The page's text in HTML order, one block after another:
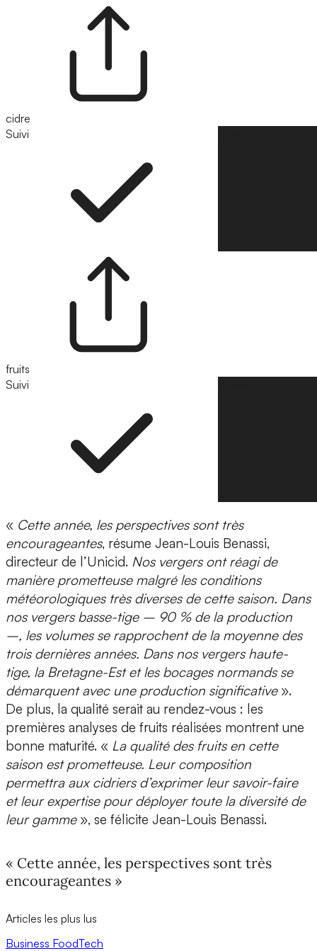
cidre
Suivi
fruits
Suivi
« Cette année, les perspectives sont très
encourageantes, résume Jean-Louis Benassi,
directeur de l’Unicid. Nos vergers ont réagi de
manière prometteuse malgré les conditions
météorologiques très diverses de cette saison. Dans
nos vergers basse-tige – 90 % de la production
–, les volumes se rapprochent de la moyenne des
trois dernières années. Dans nos vergers haute-
tige, la Bretagne-Est et les bocages normands se
démarquent avec une production significative».
De plus, la qualité serait au rendez-vous : les
premières analyses de fruits réalisées montrent une
bonne maturité. « La qualité des fruits en cette
saison est prometteuse. Leur composition
permettra aux cidriers d’exprimer leur savoir-faire
et leur expertise pour déployer toute la diversité de
leur gamme», se félicite Jean-Louis Benassi.
« Cette année, les perspectives sont très
encourageantes »
Articles les plus lus
Business FoodTech